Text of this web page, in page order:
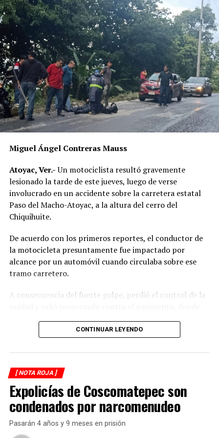
Miguel Ángel Contreras Mauss
Atoyac, Ver.-Un motociclista resultó gravemente
lesionado la tarde de este jueves, luego de verse
involucrado en un accidente sobre la carretera estatal
Paso del Macho-Atoyac, a la altura del cerro del
Chiquihuite.
De acuerdo con los primeros reportes, el conductor de
la motocicleta presuntamente fue impactado por
alcance por un automóvil cuando circulaba sobre ese
tramo carretero.
A consecuencia del fuerte golpe, perdió el control de la
Testigos del accidente solicitaron de inmediato el apoyo
de los cuerpos de emergencia al percatarse de que el
asfáltica, mientras otros automovilistas redujeron la
velocidad para evitar otro percance.
Al sitio arribaron paramédicos de Protección Civil de
Atoyac, quienes brindaron los primeros auxilios al
lesionado y, tras estabilizarlo, lo trasladaron de urgencia
CONTINUAR LEYENDO
[ NOTA ROJA ]
Expolicías de Coscomatepec son
condenados por narcomenudeo
Pasarán 4 años y 9 meses en prisión